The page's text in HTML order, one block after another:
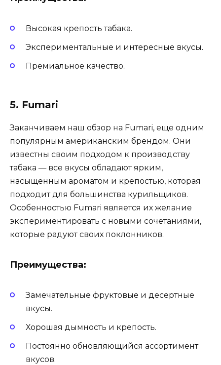
Высокая крепость табака.
Экспериментальные и интересные вкусы.
Премиальное качество.
5. Fumari
Заканчиваем наш обзор на Fumari, еще одним
популярным американским брендом. Они
известны своим подходом к производству
табака — все вкусы обладают ярким,
насыщенным ароматом и крепостью, которая
подходит для большинства курильщиков.
Особенностью Fumari является их желание
экспериментировать с новыми сочетаниями,
которые радуют своих поклонников.
Преимущества:
Замечательные фруктовые и десертные
вкусы.
Хорошая дымность и крепость.
Постоянно обновляющийся ассортимент
вкусов.